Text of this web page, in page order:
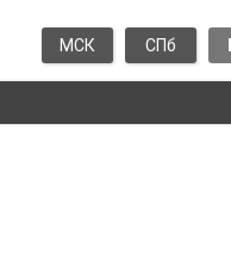
МСК СПб